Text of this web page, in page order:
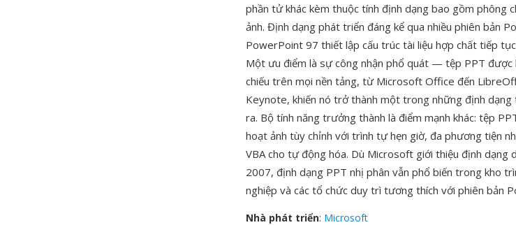
phần tử khác kèm thuộc tính định dạng bao gồm phông
ảnh. Định dạng phát triển đáng kể qua nhiều phiên bản
PowerPoint 97 thiết lập cấu trúc tài liệu hợp chất tiếp
Một ưu điểm là sự công nhận phổ quát — tệp PPT được
chiếu trên mọi nền tảng, từ Microsoft Office đến
Keynote, khiến nó trở thành một trong những định
ra. Bộ tính năng trưởng thành là điểm mạnh khác: tệp
hoạt ảnh tùy chỉnh với trình tự hẹn giờ, đa phương tiện
VBA cho tự động hóa. Dù Microsoft giới thiệu định dạng
2007, định dạng PPT nhị phân vẫn phổ biến trong kho
nghiệp và các tổ chức duy trì tương thích với phiên bản
Nhà phát triển: Microsoft